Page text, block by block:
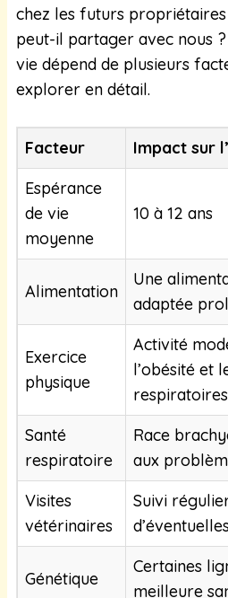
chez les futurs propriétaires
peut-il partager avec nous
vie dépend de plusieurs
explorer en détail.
Facteur
Impact sur
Espérance
de vie
moyenne
10 à 12 ans
Alimentation
Une
adaptée
Exercice
physique
Activité
l’obésité et
Santé
respiratoire
Race
aux
Visites
vétérinaires
Suivi
Génétique
Certaines
meilleure